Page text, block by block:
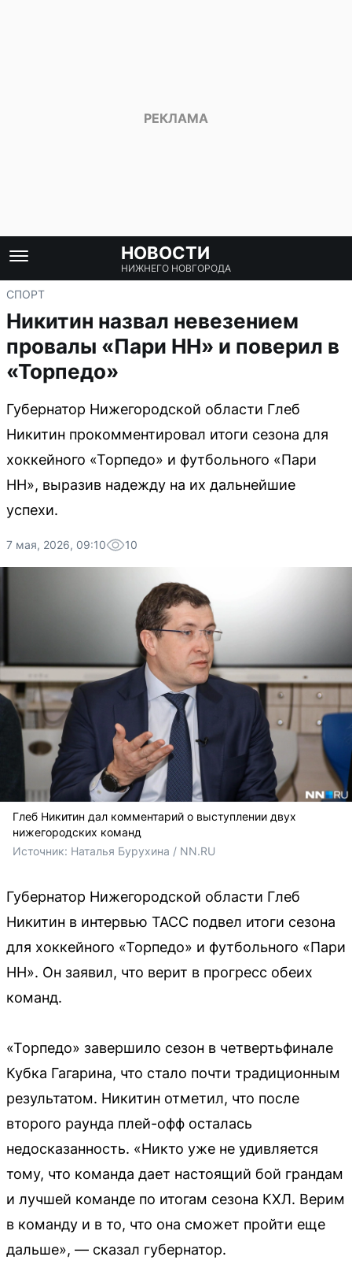
НОВОСТИ
НИЖНЕГО НОВГОРОДА
СПОРТ
Никитин назвал невезением
провалы «Пари НН» и поверил в
«Торпедо»
Губернатор Нижегородской области Глеб
Никитин прокомментировал итоги сезона для
хоккейного «Торпедо» и футбольного «Пари
НН», выразив надежду на их дальнейшие
успехи.
7 мая, 2026, 09:10 10
Глеб Никитин дал комментарий о выступлении двух
нижегородских команд
Источник: Наталья Бурухина / NN.RU
Губернатор Нижегородской области Глеб
Никитин в интервью ТАСС подвел итоги сезона
для хоккейного «Торпедо» и футбольного «Пари
НН». Он заявил, что верит в прогресс обеих
команд.
«Торпедо» завершило сезон в четвертьфинале
Кубка Гагарина, что стало почти традиционным
результатом. Никитин отметил, что после
второго раунда плей-офф осталась
недосказанность. «Никто уже не удивляется
тому, что команда дает настоящий бой грандам
и лучшей команде по итогам сезона КХЛ. Верим
в команду и в то, что она сможет пройти еще
дальше», — сказал губернатор.